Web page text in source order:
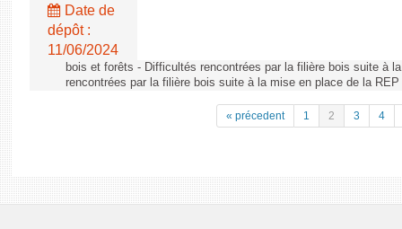
Date de
dépôt :
11/06/2024
bois et forêts - Difficultés rencontrées par la filière bois suite à
rencontrées par la filière bois suite à la mise en place de la REP
« précedent 1 2 3 4